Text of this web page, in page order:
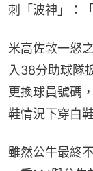
刺「波神」：
米高佐敦一怒
入38分助球隊
更換球員號碼
鞋情況下穿白
雖然公牛最終